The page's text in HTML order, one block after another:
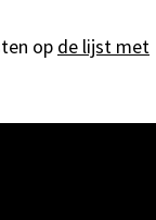
op de lijst met